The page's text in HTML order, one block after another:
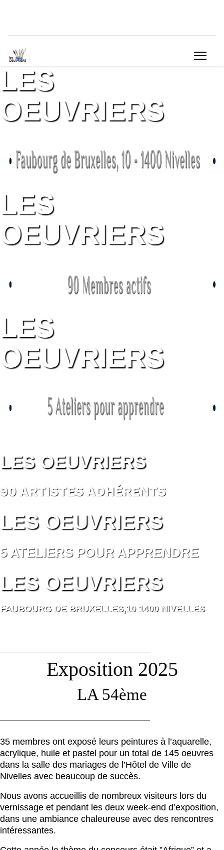
LES
OEUVRIERS
LES
OEUVRIERS
LES
OEUVRIERS
LES OEUVRIERS
90 ARTISTES ADHÉRENTS
LES OEUVRIERS
5 ATELIERS POUR APPRENDRE
LES OEUVRIERS
FAUBOURG DE BRUXELLES,10 1400 NIVELLES
Exposition 2025
LA 54ème
35 membres ont exposé leurs peintures à l’aquarelle,
acrylique, huile et pastel pour un total de 145 oeuvres
dans la salle des mariages de l’Hôtel de Ville de
Nivelles avec beaucoup de succès.
Nous avons accueillis de nombreux visiteurs lors du
vernissage et pendant les deux week-end d’exposition,
dans une ambiance chaleureuse avec des rencontres
intéressantes.